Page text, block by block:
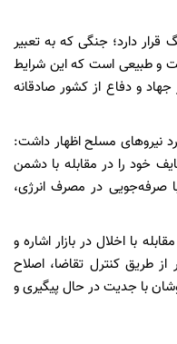
دارد؛ جنگی که به تعبیر
و طبیعی است که این شرایط
و دفاع از کشور صادقانه
نیروهای مسلح اظهار داشت:
خود را در مقابله با دشمن
صرفه‌جویی در مصرف انرژی،
با اخلال در بازار اشاره و
از طریق کنترل تقاضا، اصلاح
با جدیت در حال پیگیری و